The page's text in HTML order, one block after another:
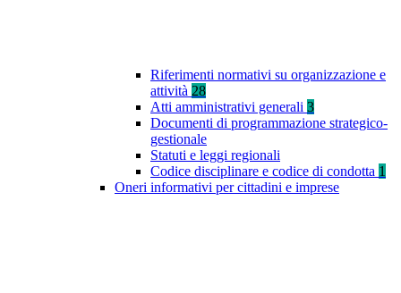
Riferimenti normativi su organizzazione e
attività 28
Atti amministrativi generali 3
Documenti di programmazione strategico-
gestionale
Statuti e leggi regionali
Codice disciplinare e codice di condotta 1
Oneri informativi per cittadini e imprese